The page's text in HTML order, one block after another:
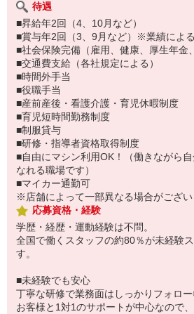
待遇
■昇給年2回（4、10月など）
■賞与年2回（3、9月など）※業績による
■社会保険完備（雇用、健康、厚生年金
■交通費支給（各社規定による）
■時間外手当
■役職手当
■産前産後・看護介護・育児休暇制度
■育児短時間勤務制度
■制服貸与
■研修・指導者資格取得制度
■自由にマシン利用OK！（働きながら
なれる職場です）
■マイカー通勤可
※店舗によって一部異なる場合がござい
応募資格・経験
学歴・経歴・運動経験は不問。
全国で働くスタッフの約80％が未経験
す。
■未経験でも安心
丁寧な研修で業務面はしっかりフォロ
お客様と1対1のサポートが中心なので、